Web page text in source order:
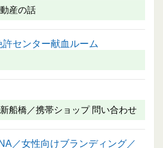
産の話
センター献血ルーム
船橋／携帯ショップ 問い合わせ
／女性向けブランディング／